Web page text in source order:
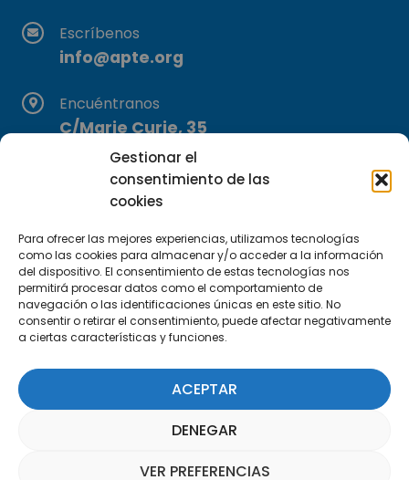
Gestionar el
consentimiento de las
cookies
Para ofrecer las mejores experiencias, utilizamos tecnologías
como las cookies para almacenar y/o acceder a la información
del dispositivo. El consentimiento de estas tecnologías nos
permitirá procesar datos como el comportamiento de
navegación o las identificaciones únicas en este sitio. No
consentir o retirar el consentimiento, puede afectar negativamente
a ciertas características y funciones.
ACEPTAR
DENEGAR
VER PREFERENCIAS
Escríbenos
info@apte.org
Encuéntranos
C/Marie Curie, 35
29590 Campanillas, Málaga
Suscríbete a nuestra Newsletter
SUSCRÍBETE AQUÍ